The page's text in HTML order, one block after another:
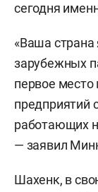
сегодня
«Ваша
зарубежных
первое место
предприятий
работающих
— заявил
Шахенк, в